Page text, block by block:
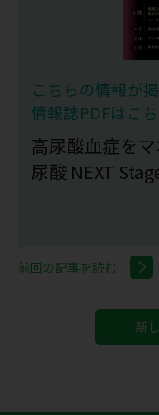
こちらの情報が
情報誌PDFはこ
高尿酸血症を
尿酸 NEXT
前回の記事を読む
新